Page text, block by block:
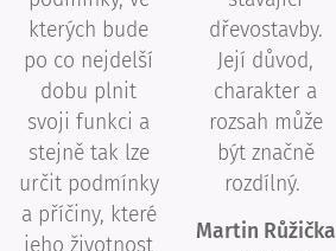
kterých bude
po co nejdelší
dobu plnit
svoji funkci a
stejně tak lze
určit podmínky
a příčiny, které
jeho životnost
dřevostavby.
Její důvod,
charakter a
rozsah může
být značně
rozdílný.
Martin Růžička